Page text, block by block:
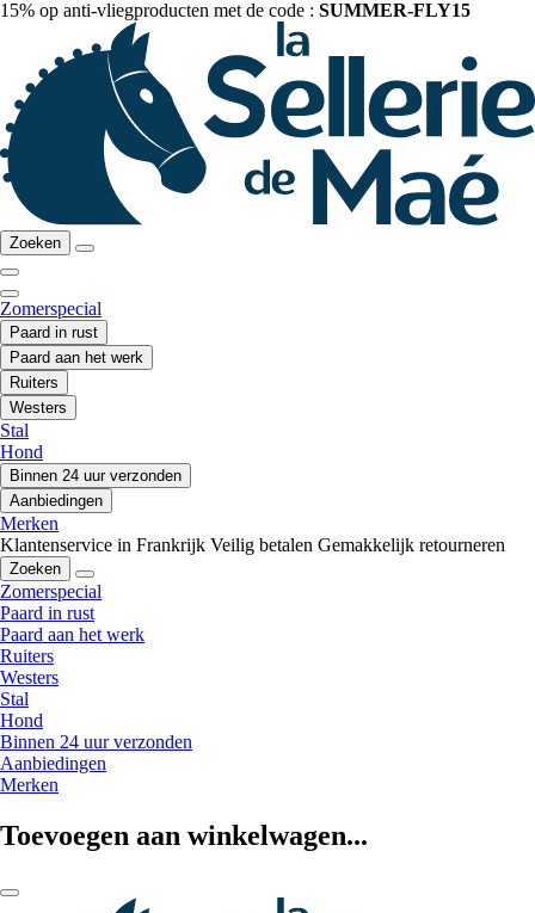
15% op anti-vliegproducten met de code : SUMMER-FLY15
Zoeken
Zomerspecial
Paard in rust
Paard aan het werk
Ruiters
Westers
Stal
Hond
Binnen 24 uur verzonden
Aanbiedingen
Merken
Klantenservice in Frankrijk Veilig betalen Gemakkelijk retourneren
Zoeken
Zomerspecial
Paard in rust
Paard aan het werk
Ruiters
Westers
Stal
Hond
Binnen 24 uur verzonden
Aanbiedingen
Merken
Toevoegen aan winkelwagen...